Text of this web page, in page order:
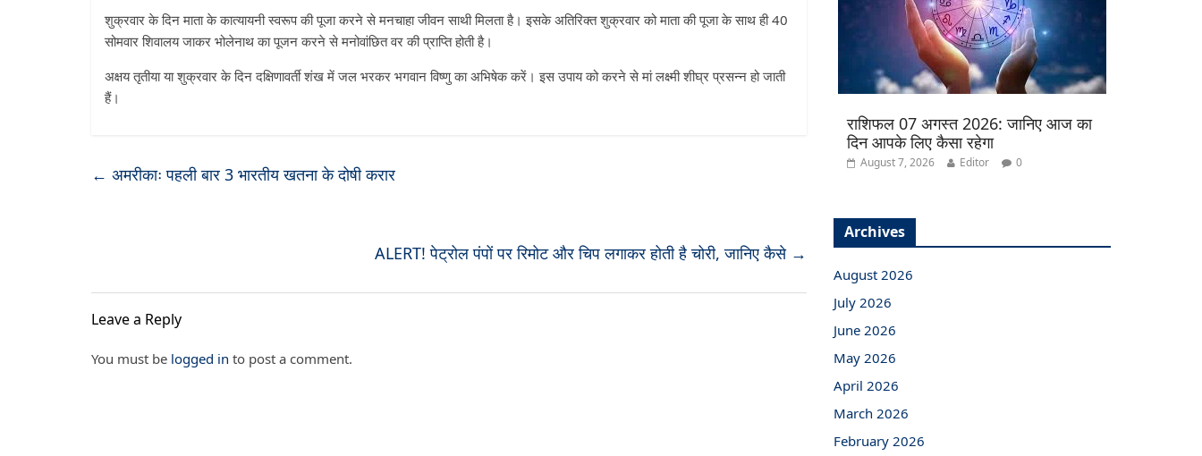
शुक्रवार के दिन माता के कात्यायनी स्वरूप की पूजा करने से मनचाहा जीवन साथी मिलता है। इसके अतिरिक्त शुक्रवार को माता की पूजा के साथ ही 40
सोमवार शिवालय जाकर भोलेनाथ का पूजन करने से मनोवांछित वर की प्राप्ति होती है।
अक्षय तृतीया या शुक्रवार के दिन दक्षिणावर्ती शंख में जल भरकर भगवान विष्णु का अभिषेक करें। इस उपाय को करने से मां लक्ष्मी शीघ्र प्रसन्न हो जाती
हैं।
← अमरीकाः पहली बार 3 भारतीय खतना के दोषी करार
ALERT! पेट्रोल पंपों पर रिमोट और चिप लगाकर होती है चोरी, जानिए कैसे →
Leave a Reply
You must be logged in to post a comment.
राशिफल 07 अगस्त 2026: जानिए आज का
दिन आपके लिए कैसा रहेगा
August 7, 2026 Editor 0
Archives
August 2026
July 2026
June 2026
May 2026
April 2026
March 2026
February 2026